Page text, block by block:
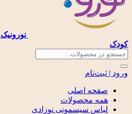
کودک
ورود | ثبت‌نام
صفحه اصلی
همه محصولات
لباس سیسمونی نوزادی